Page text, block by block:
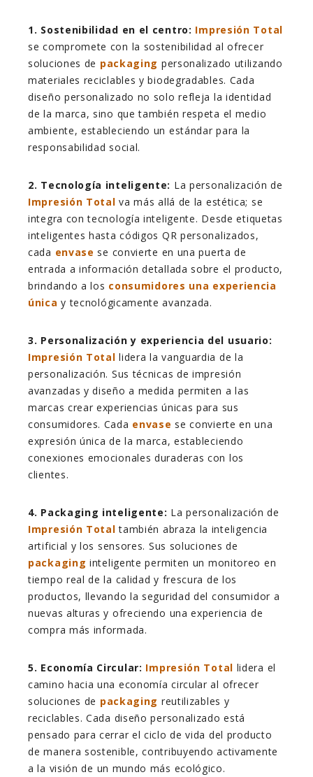
1. Sostenibilidad en el centro: Impresión Total
se compromete con la sostenibilidad al ofrecer
soluciones de packaging personalizado utilizando
materiales reciclables y biodegradables. Cada
diseño personalizado no solo refleja la identidad
de la marca, sino que también respeta el medio
ambiente, estableciendo un estándar para la
responsabilidad social.
2. Tecnología inteligente: La personalización de
Impresión Total va más allá de la estética; se
integra con tecnología inteligente. Desde etiquetas
inteligentes hasta códigos QR personalizados,
cada envase se convierte en una puerta de
entrada a información detallada sobre el producto,
brindando a los consumidores una experiencia
única y tecnológicamente avanzada.
3. Personalización y experiencia del usuario:
Impresión Total lidera la vanguardia de la
personalización. Sus técnicas de impresión
avanzadas y diseño a medida permiten a las
marcas crear experiencias únicas para sus
consumidores. Cada envase se convierte en una
expresión única de la marca, estableciendo
conexiones emocionales duraderas con los
clientes.
4. Packaging inteligente: La personalización de
Impresión Total también abraza la inteligencia
artificial y los sensores. Sus soluciones de
packaging inteligente permiten un monitoreo en
tiempo real de la calidad y frescura de los
productos, llevando la seguridad del consumidor a
nuevas alturas y ofreciendo una experiencia de
compra más informada.
5. Economía Circular: Impresión Total lidera el
camino hacia una economía circular al ofrecer
soluciones de packaging reutilizables y
reciclables. Cada diseño personalizado está
pensado para cerrar el ciclo de vida del producto
de manera sostenible, contribuyendo activamente
a la visión de un mundo más ecológico.